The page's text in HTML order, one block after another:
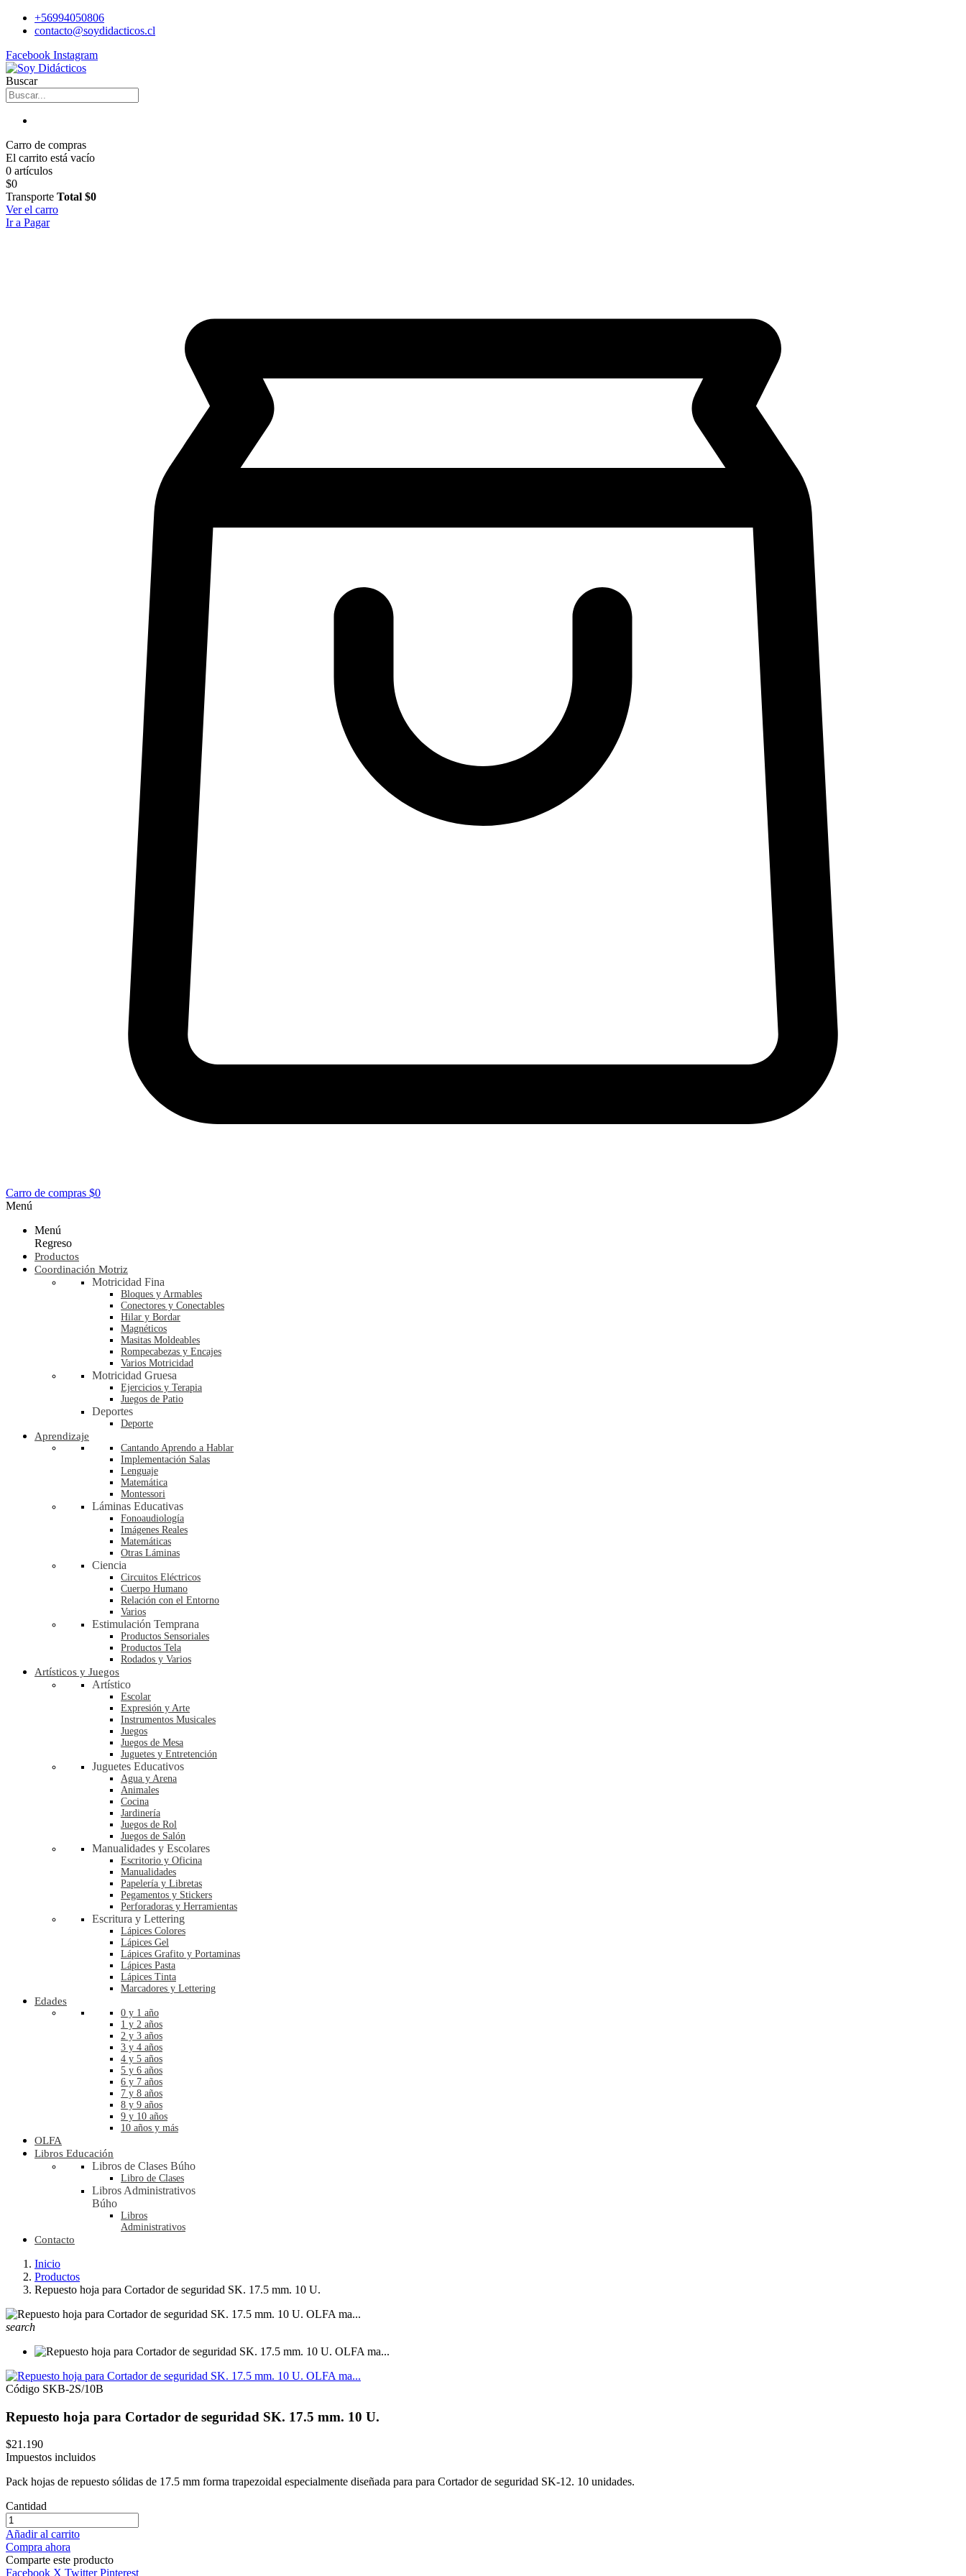
+56994050806
contacto@soydidacticos.cl
Facebook Instagram
Buscar
Carro de compras
El carrito está vacío
0 artículos
$0
Transporte Total $0
Ver el carro
Ir a Pagar
Carro de compras $0
Menú
Menú
Regreso
Productos
Coordinación Motriz
Motricidad Fina
Bloques y Armables
Conectores y Conectables
Hilar y Bordar
Magnéticos
Masitas Moldeables
Rompecabezas y Encajes
Varios Motricidad
Motricidad Gruesa
Ejercicios y Terapia
Juegos de Patio
Deportes
Deporte
Aprendizaje
Cantando Aprendo a Hablar
Implementación Salas
Lenguaje
Matemática
Montessori
Láminas Educativas
Fonoaudiología
Imágenes Reales
Matemáticas
Otras Láminas
Ciencia
Circuitos Eléctricos
Cuerpo Humano
Relación con el Entorno
Varios
Estimulación Temprana
Productos Sensoriales
Productos Tela
Rodados y Varios
Artísticos y Juegos
Artístico
Escolar
Expresión y Arte
Instrumentos Musicales
Juegos
Juegos de Mesa
Juguetes y Entretención
Juguetes Educativos
Agua y Arena
Animales
Cocina
Jardinería
Juegos de Rol
Juegos de Salón
Manualidades y Escolares
Escritorio y Oficina
Manualidades
Papelería y Libretas
Pegamentos y Stickers
Perforadoras y Herramientas
Escritura y Lettering
Lápices Colores
Lápices Gel
Lápices Grafito y Portaminas
Lápices Pasta
Lápices Tinta
Marcadores y Lettering
Edades
0 y 1 año
1 y 2 años
2 y 3 años
3 y 4 años
4 y 5 años
5 y 6 años
6 y 7 años
7 y 8 años
8 y 9 años
9 y 10 años
10 años y más
OLFA
Libros Educación
Libros de Clases Búho
Libro de Clases
Libros Administrativos
Búho
Libros
Administrativos
Contacto
Inicio
Productos
Repuesto hoja para Cortador de seguridad SK. 17.5 mm. 10 U.
search
Código SKB-2S/10B
Repuesto hoja para Cortador de seguridad SK. 17.5 mm. 10 U.
$21.190
Impuestos incluidos
Pack hojas de repuesto sólidas de 17.5 mm forma trapezoidal especialmente diseñada para para Cortador de seguridad SK-12. 10 unidades.
Cantidad
Añadir al carrito
Compra ahora
Comparte este producto
Facebook X Twitter Pinterest